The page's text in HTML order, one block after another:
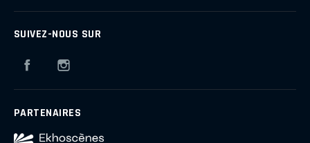
SUIVEZ-NOUS SUR
Facebook
PARTENAIRES